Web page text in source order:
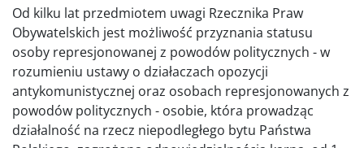
Od kilku lat przedmiotem uwagi Rzecznika Praw
Obywatelskich jest możliwość przyznania statusu
osoby represjonowanej z powodów politycznych - w
rozumieniu ustawy o działaczach opozycji
antykomunistycznej oraz osobach represjonowanych z
powodów politycznych - osobie, która prowadząc
działalność na rzecz niepodległego bytu Państwa